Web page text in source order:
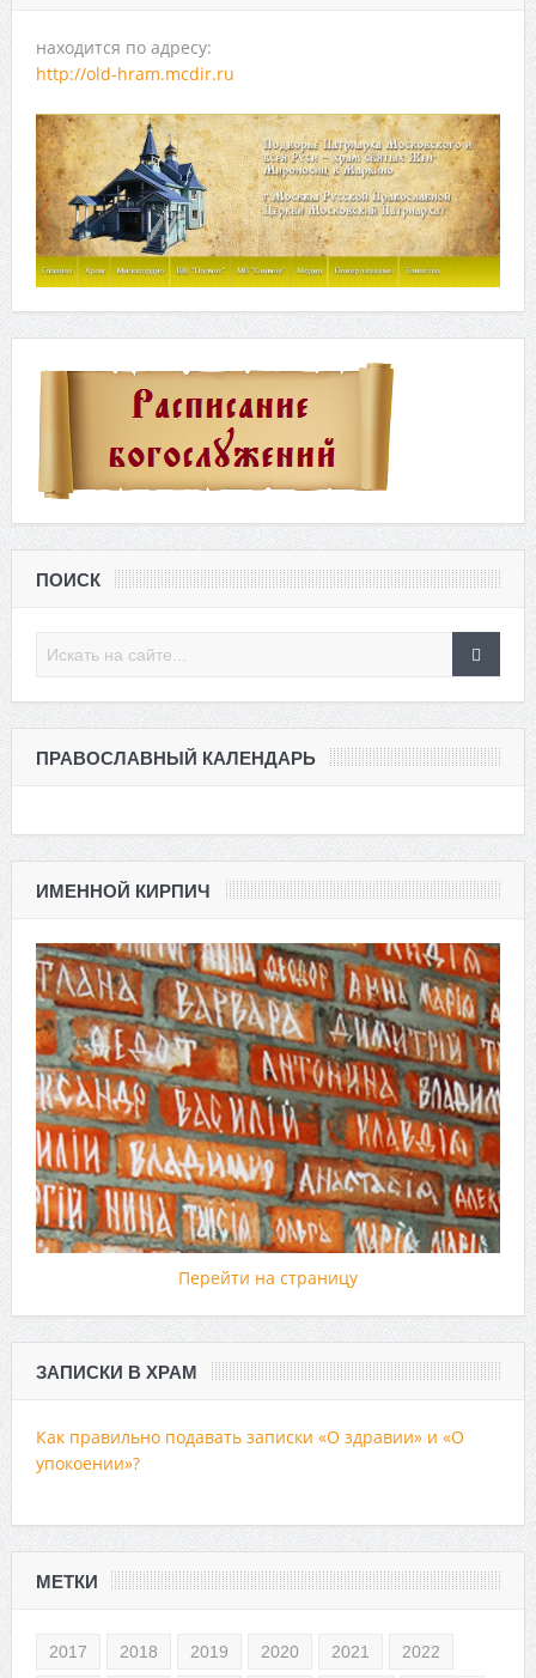
находится по адресу:
http://old-hram.mcdir.ru
ПОИСК
ПРАВОСЛАВНЫЙ КАЛЕНДАРЬ
ИМЕННОЙ КИРПИЧ
Перейти на страницу
ЗАПИСКИ В ХРАМ
Как правильно подавать записки «О здравии» и «О
упокоении»?
МЕТКИ
2017 2018 2019 2020 2021 2022